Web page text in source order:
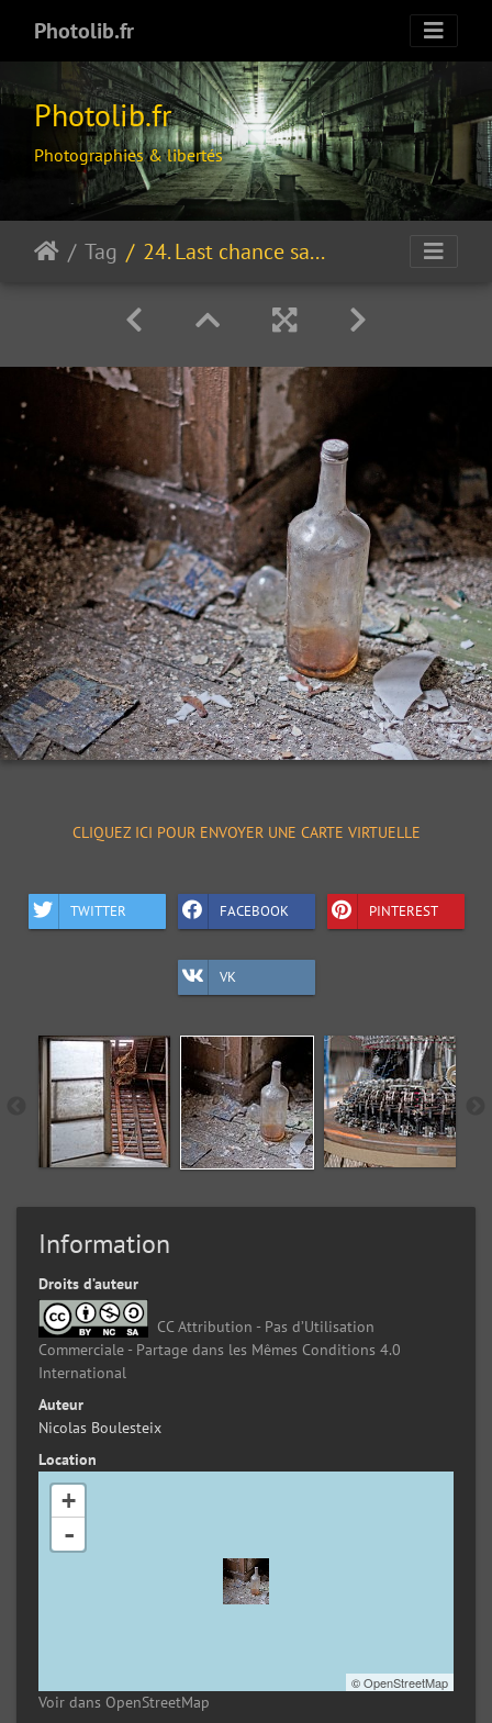
Photolib.fr
Photolib.fr
Photographies & libertés
Tag 24. Last chance saloon
CLIQUEZ ICI POUR ENVOYER UNE CARTE VIRTUELLE
TWITTER FACEBOOK PINTEREST
VK
Information
Droits d’auteur
CC Attribution - Pas d’Utilisation
Commerciale - Partage dans les Mêmes Conditions 4.0
International
Auteur
Nicolas Boulesteix
Location
+
-
©OpenStreetMap
Voir dans OpenStreetMap